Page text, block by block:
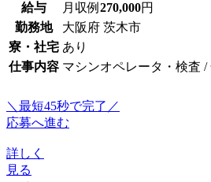
給与 月収例 270,000円
勤務地
大阪府 茨木市
寮・社宅 あり
仕事内容 マシンオペレータ・検査 /
＼最短45秒で完了／
応募へ進む
詳しく
見る